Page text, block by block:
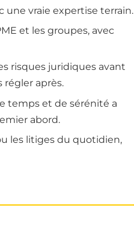
une vraie expertise terrain.
et les groupes, avec
risques juridiques avant
régler après.
temps et de sérénité a
abord.
les litiges du quotidien,